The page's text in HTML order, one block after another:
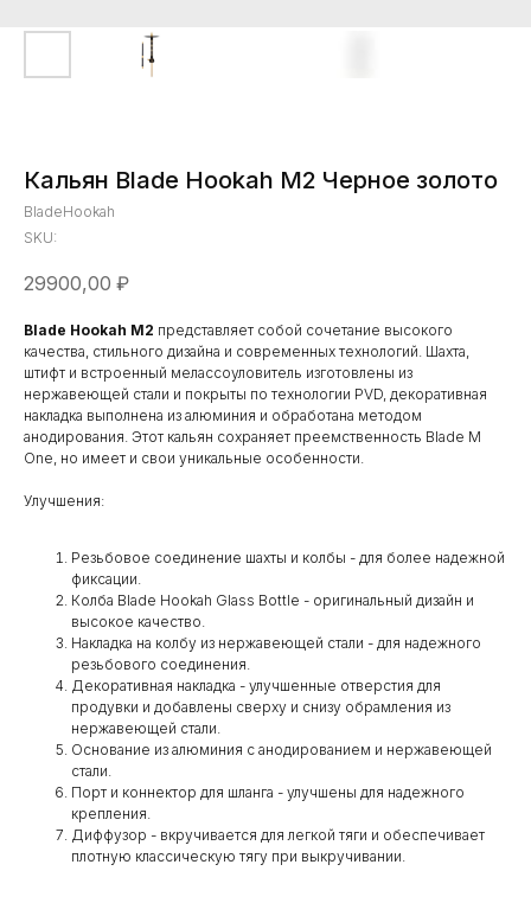
Кальян Blade Hookah M2 Черное золото
BladeHookah
SKU:
29900,00 ₽
Blade Hookah M2 представляет собой сочетание высокого
качества, стильного дизайна и современных технологий. Шахта,
штифт и встроенный мелассоуловитель изготовлены из
нержавеющей стали и покрыты по технологии PVD, декоративная
накладка выполнена из алюминия и обработана методом
анодирования. Этот кальян сохраняет преемственность Blade M
One, но имеет и свои уникальные особенности.
Улучшения:
Резьбовое соединение шахты и колбы - для более надежной
фиксации.
Колба Blade Hookah Glass Bottle - оригинальный дизайн и
высокое качество.
Накладка на колбу из нержавеющей стали - для надежного
резьбового соединения.
Декоративная накладка - улучшенные отверстия для
продувки и добавлены сверху и снизу обрамления из
нержавеющей стали.
Основание из алюминия с анодированием и нержавеющей
стали.
Порт и коннектор для шланга - улучшены для надежного
крепления.
Диффузор - вкручивается для легкой тяги и обеспечивает
плотную классическую тягу при выкручивании.